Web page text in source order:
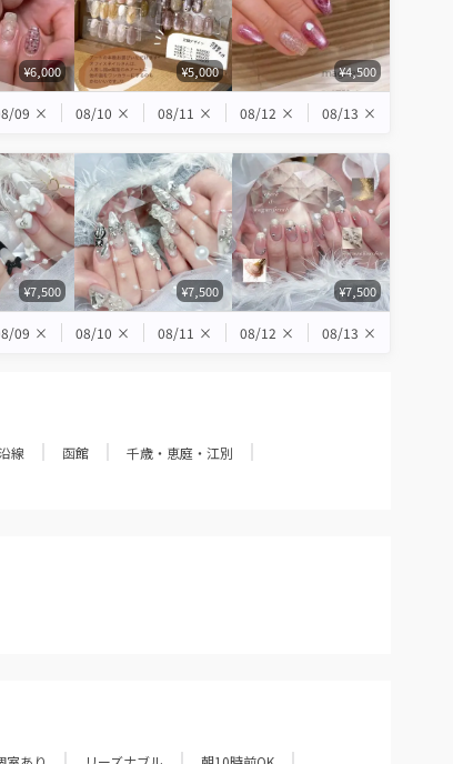
¥6,000 ¥5,000 ¥4,500
09 × 08/10 × 08/11 × 08/12 × 08/13 ×
¥7,500 ¥7,500 ¥7,500
09 × 08/10 × 08/11 × 08/12 × 08/13 ×
線 函館
千歳・恵庭・江別